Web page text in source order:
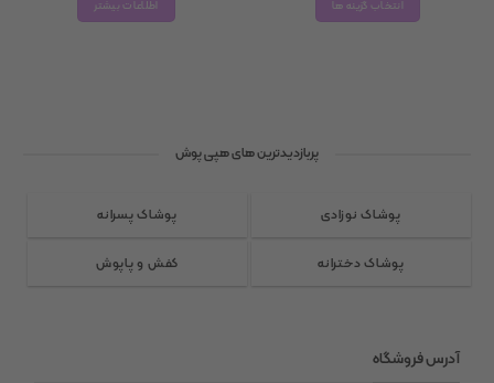
انتخاب گزینه ها
گزینه
ممکن
اطلاعات بیشتر
پربازدیدترین های هپی پوش
پوشاک نوزادی پوشاک پسرانه
پوشاک دخترانه کفش و پاپوش
آدرس فروشگاه